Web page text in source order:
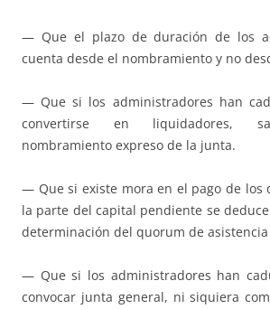
— Que el plazo de duración de los
cuenta desde el nombramiento y no
— Que si los administradores han
convertirse en liquidadores,
nombramiento expreso de la junta.
— Que si existe mora en el pago de los
la parte del capital pendiente se
determinación del quorum de
— Que si los administradores han
convocar junta general, ni siquiera